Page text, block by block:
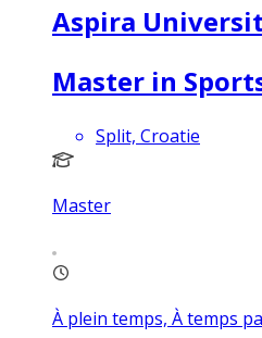
Aspira
Master in
Split, Croatie
Master
À plein temps, À temps